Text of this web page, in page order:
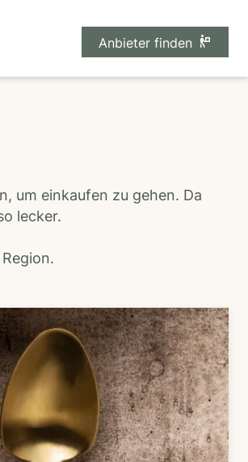
Anbieter finden
um einkaufen zu gehen. Da
lecker.